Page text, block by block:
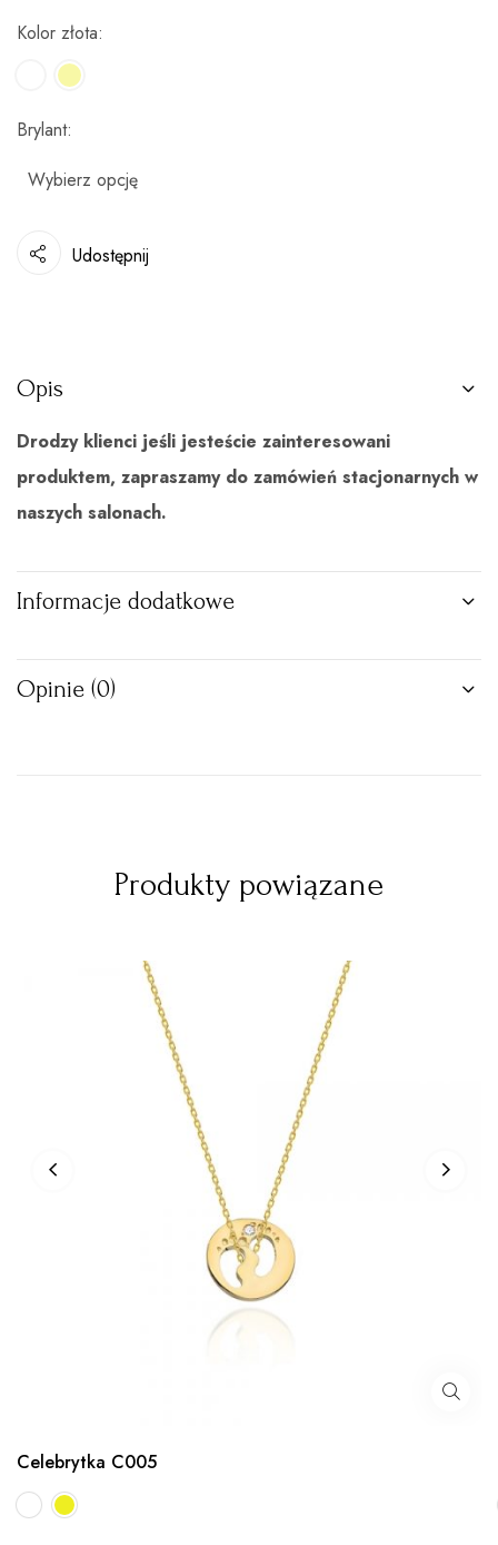
Kolor złota
Brylant
Udostępnij
Opis
Drodzy klienci jeśli jesteście zainteresowani
produktem, zapraszamy do zamówień stacjonarnych w
naszych salonach.
Informacje dodatkowe
Opinie (0)
Produkty powiązane
Celebrytka C005